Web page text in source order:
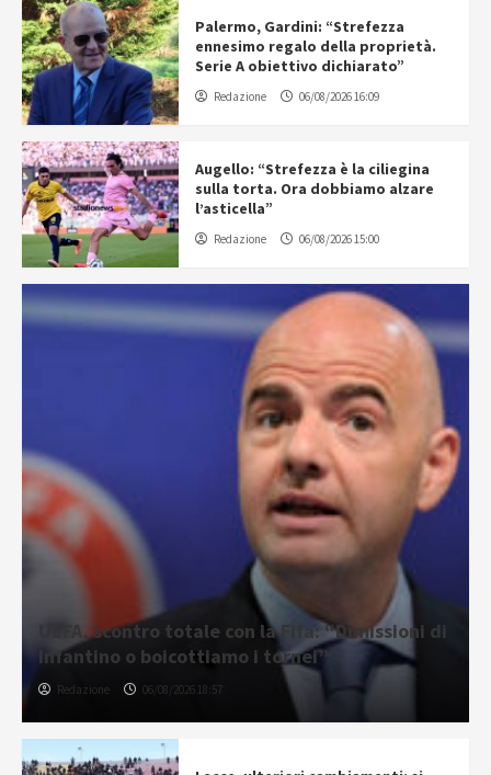
Palermo, Gardini: “Strefezza
ennesimo regalo della proprietà.
Serie A obiettivo dichiarato”
Redazione 06/08/2026 16:09
Augello: “Strefezza è la ciliegina
sulla torta. Ora dobbiamo alzare
l’asticella”
Redazione 06/08/2026 15:00
UEFA, scontro totale con la Fifa: “Dimissioni di
Infantino o boicottiamo i tornei”
Redazione 06/08/2026 18:57